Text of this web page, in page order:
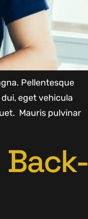
Pellentesque
eget vehicula
Mauris pulvinar